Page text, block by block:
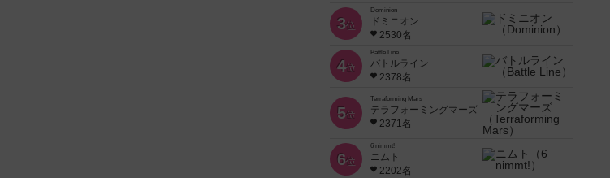
3位
Dominion
ドミニオン
2530名
4位
Battle Line
バトルライン
2378名
5位
Terraforming Mars
テラフォーミングマーズ
2371名
6位
6 nimmt!
ニムト
2202名